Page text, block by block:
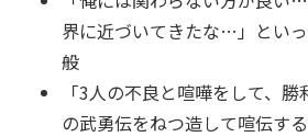
界に近づいてきたな…」とい
般
「3人の不良と喧嘩をして、
の武勇伝をねつ造して喧伝する